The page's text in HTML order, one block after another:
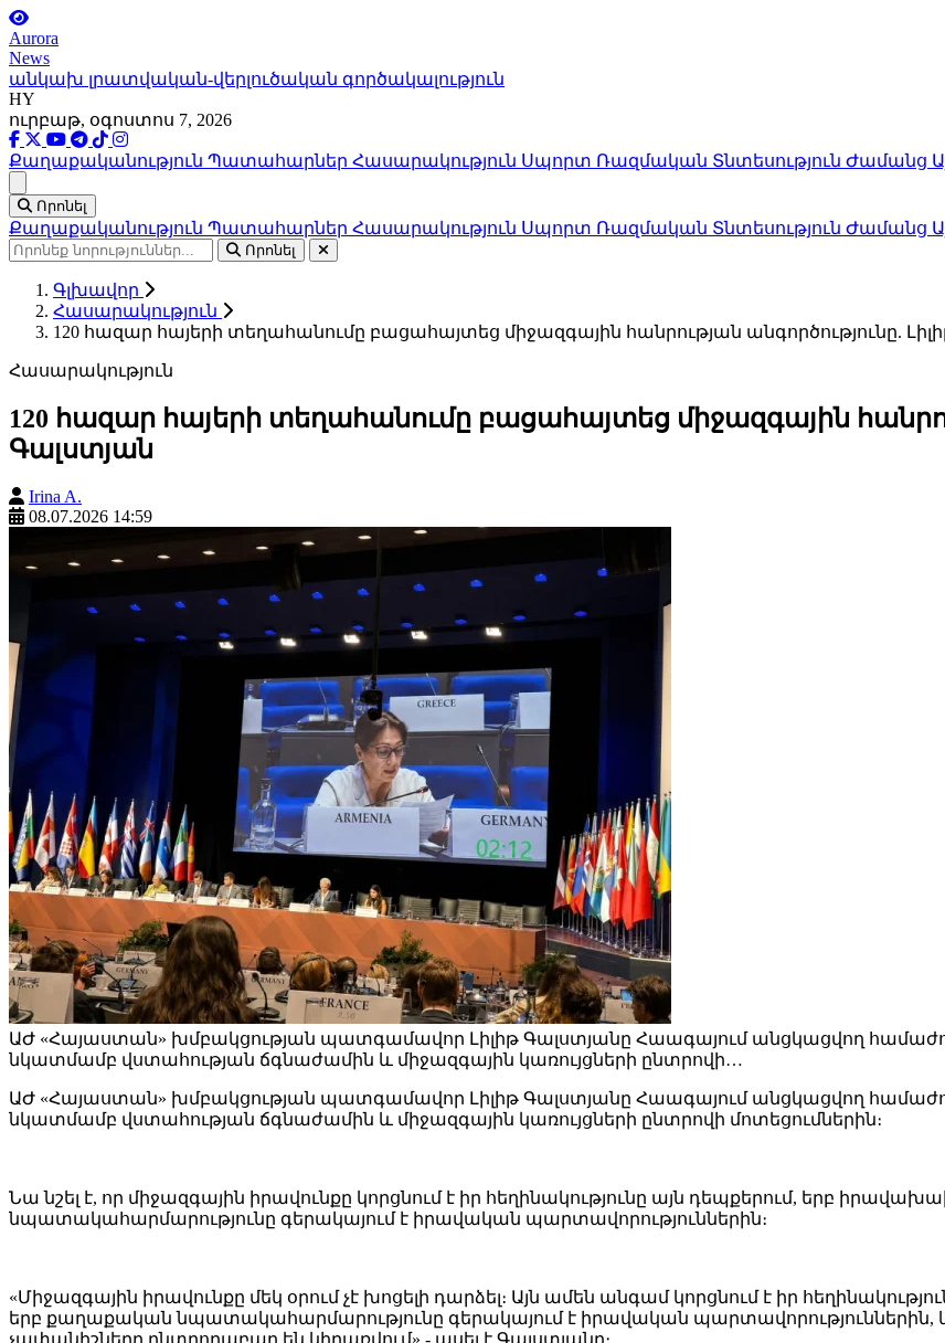
Aurora
News
անկախ լրատվական-վերլուծական գործակալություն
HY
ուրբաթ, օգոստոս 7, 2026
Քաղաքականություն Պատահարներ Հասարակություն Սպորտ Ռազմական Տնտեսություն Ժամանց
Որոնել
Քաղաքականություն Պատահարներ Հասարակություն Սպորտ Ռազմական Տնտեսություն Ժամանց
Որոնել
Գլխավոր
Հասարակություն
120 հազար հայերի տեղահանումը բացահայտեց միջազգային հանրության անգործությունը.
Հասարակություն
120 հազար հայերի տեղահանումը բացահայտեց միջազգային
Գալստյան
Irina A.
08.07.2026 14:59
ԱԺ «Հայաստան» խմբակցության պատգամավոր Լիլիթ Գալստյանը Հաագայում անցկացվող
նկատմամբ վստահության ճգնաժամին և միջազգային կառույցների ընտրովի…
ԱԺ «Հայաստան» խմբակցության պատգամավոր Լիլիթ Գալստյանը Հաագայում անցկացվող
նկատմամբ վստահության ճգնաժամին և միջազգային կառույցների ընտրովի մոտեցումներին։
Նա նշել է, որ միջազգային իրավունքը կորցնում է իր հեղինակությունը այն դեպքերում, երբ
նպատակահարմարությունը գերակայում է իրավական պարտավորություններին։
«Միջազգային իրավունքը մեկ օրում չէ խոցելի դարձել։ Այն ամեն անգամ կորցնում է իր
երբ քաղաքական նպատակահարմարությունը գերակայում է իրավական պարտավորություններին,
չափանիշները ընտրողաբար են կիրառվում»,- ասել է Գալստյանը։